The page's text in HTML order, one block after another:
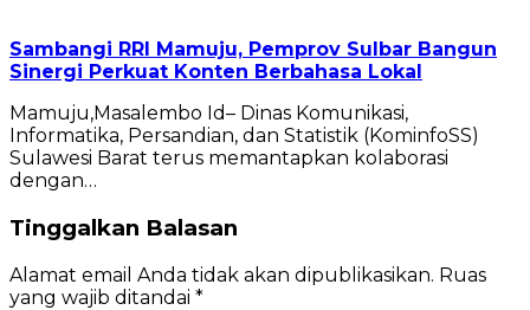
Sambangi RRI Mamuju, Pemprov Sulbar Bangun
Sinergi Perkuat Konten Berbahasa Lokal
Mamuju,Masalembo Id– Dinas Komunikasi,
Informatika, Persandian, dan Statistik (KominfoSS)
Sulawesi Barat terus memantapkan kolaborasi
dengan…
Tinggalkan Balasan
Alamat email Anda tidak akan dipublikasikan. Ruas
yang wajib ditandai *